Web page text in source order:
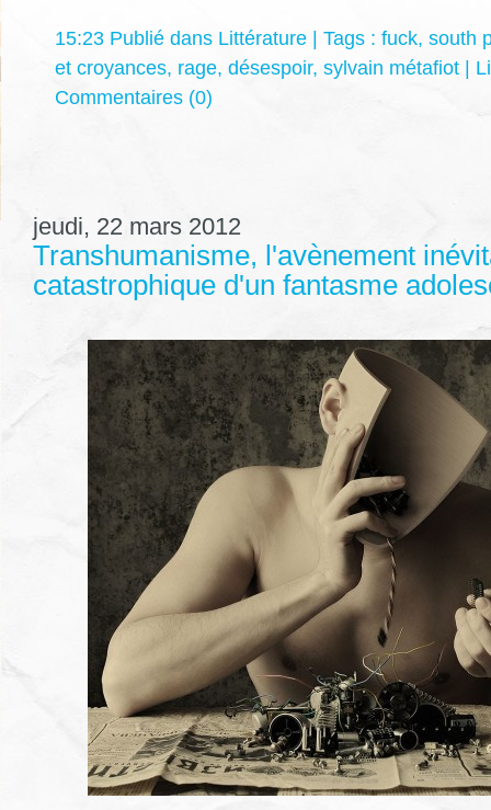
15:23 Publié dans Littérature | Tags : fuck, south
et croyances, rage, désespoir, sylvain métafiot |
Commentaires (0)
jeudi, 22 mars 2012
Transhumanisme, l'avènement
catastrophique d'un fantasme